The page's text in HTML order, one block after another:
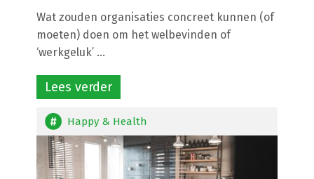
Wat zouden organisaties concreet kunnen (of
moeten) doen om het welbevinden of
‘werkgeluk’ ...
Lees verder
Happy & Health